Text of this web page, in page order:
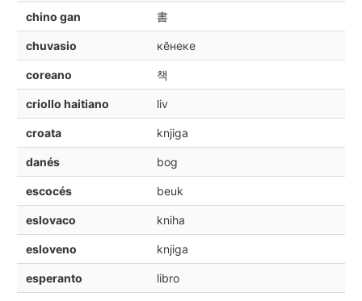
chino gan 書
chuvasio кĕнеке
coreano 책
criollo haitiano liv
croata knjiga
danés bog
escocés beuk
eslovaco kniha
esloveno knjiga
esperanto libro